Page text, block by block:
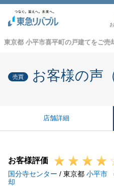
東京都 小平市喜平町の戸建てをご売
売買 お客様の声
店舗詳細
お客様評価
国分寺センター / 東京都 小平市
却